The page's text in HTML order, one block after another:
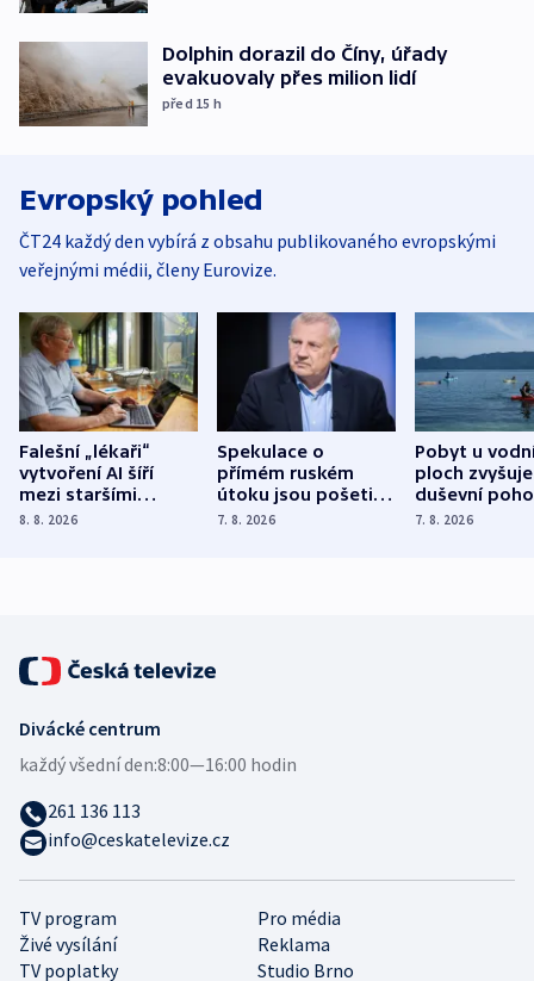
Dolphin dorazil do Číny, úřady
evakuovaly přes milion lidí
před 15 h
Evropský pohled
ČT24 každý den vybírá z obsahu publikovaného evropskými
veřejnými médii, členy Eurovize.
Falešní „lékaři“
vytvoření AI šíří
mezi staršími
Poláky nebezpečné
8. 8. 2026
Spekulace o
přímém ruském
útoku jsou pošetilé,
míní estonský
7. 8. 2026
Pobyt u
ploch zvyšuje
duševní
ukázala
7. 8. 2026
TV program
Pro média
Živé vysílání
Reklama
TV poplatky
Studio Brno
Divácké centrum
každý všední den:8:00—16:00 hodin
261 136 113
info@ceskatelevize.cz